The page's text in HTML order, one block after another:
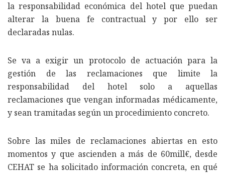
la responsabilidad económica del hotel que puedan
alterar la buena fe contractual y por ello ser
declaradas nulas.
Se va a exigir un protocolo de actuación para la
gestión de las reclamaciones que limite la
responsabilidad del hotel solo a aquellas
reclamaciones que vengan informadas médicamente,
y sean tramitadas según un procedimiento concreto.
Sobre las miles de reclamaciones abiertas en esto
momentos y que ascienden a más de 60mill€, desde
CEHAT se ha solicitado información concreta, en qué